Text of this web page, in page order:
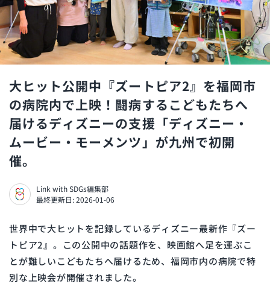
大ヒット公開中『ズートピア2』を福岡市
の病院内で上映！闘病するこどもたちへ
届けるディズニーの支援「ディズニー・
ムービー・モーメンツ」が九州で初開
催。
Link with SDGs編集部
最終更新日: 2026-01-06
世界中で大ヒットを記録しているディズニー最新作『ズー
トピア2』。この公開中の話題作を、映画館へ足を運ぶこ
とが難しいこどもたちへ届けるため、福岡市内の病院で特
別な上映会が開催されました。